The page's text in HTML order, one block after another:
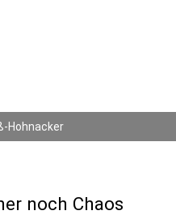
Hohnacker
noch Chaos